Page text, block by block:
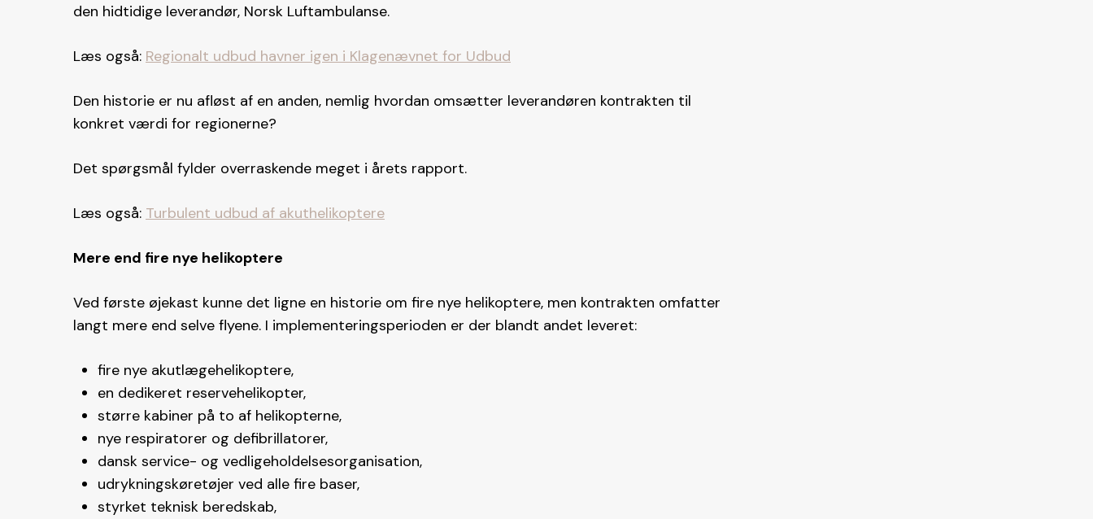
den hidtidige leverandør, Norsk Luftambulanse.
Læs også: Regionalt udbud havner igen i Klagenævnet for Udbud
Den historie er nu afløst af en anden, nemlig hvordan omsætter leverandøren kontrakten til
konkret værdi for regionerne?
Det spørgsmål fylder overraskende meget i årets rapport.
Læs også: Turbulent udbud af akuthelikoptere
Mere end fire nye helikoptere
Ved første øjekast kunne det ligne en historie om fire nye helikoptere, men kontrakten omfatter
langt mere end selve flyene. I implementeringsperioden er der blandt andet leveret:
fire nye akutlægehelikoptere,
en dedikeret reservehelikopter,
større kabiner på to af helikopterne,
nye respiratorer og defibrillatorer,
dansk service- og vedligeholdelsesorganisation,
udrykningskøretøjer ved alle fire baser,
styrket teknisk beredskab,